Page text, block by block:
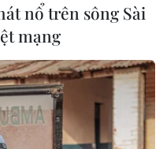
nổ trên sông Sài
mạng